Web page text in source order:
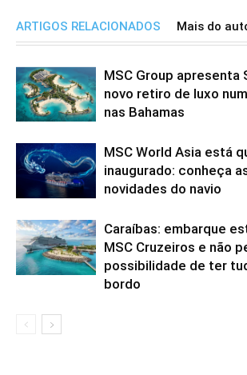
ARTIGOS RELACIONADOS Mais do
MSC Group apresenta
novo retiro de luxo
nas Bahamas
MSC World Asia está
inaugurado: conheça
novidades do navio
Caraíbas: embarque
MSC Cruzeiros e não
possibilidade de ter
bordo